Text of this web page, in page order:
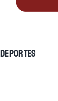
DEPORTES